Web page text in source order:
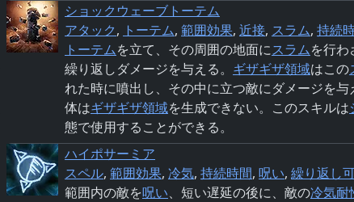
ショックウェーブトーテム
アタック, トーテム, 範囲効果, 近接, スラム, 持続
トーテムを立て、その周囲の地面にスラムを行わ
繰り返しダメージを与える。 ギザギザ領域はこの
れた時に噴出し、その中に立つ敵にダメージを与
体はギザギザ領域を生成できない。このスキルは
態で使用することができる。
ハイポサーミア
スペル, 範囲効果, 冷気, 持続時間, 呪い, 繰り返し
範囲内の敵を呪い、短い遅延の後に、敵の冷気耐